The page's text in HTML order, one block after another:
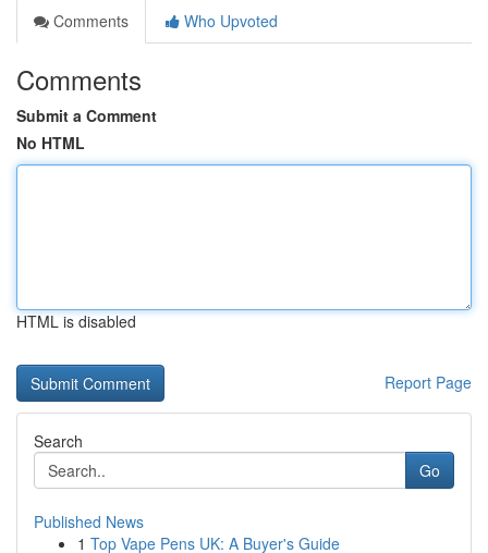
Comments
Who Upvoted
Comments
Submit a Comment
No HTML
HTML is disabled
Report Page
Search
Go
Published News
1 Top Vape Pens UK: A Buyer's Guide